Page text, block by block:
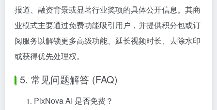
报道、融资背景或显著行业奖项的具体公开信息。其商
业模式主要通过免费功能吸引用户，并提供积分包或订
阅服务以解锁更多高级功能、延长视频时长、去除水印
或获得优先处理权。
5. 常见问题解答 (FAQ)
PixNova AI 是否免费？